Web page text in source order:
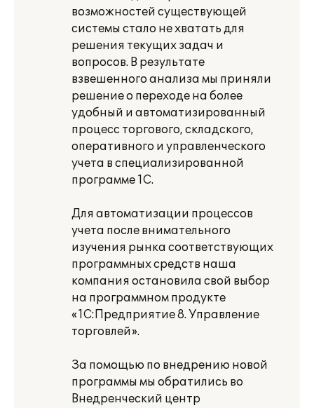
возможностей существующей
системы стало не хватать для
решения текущих задач и
вопросов. В результате
взвешенного анализа мы приняли
решение о переходе на более
удобный и автоматизированный
процесс торгового, складского,
оперативного и управленческого
учета в специализированной
программе 1С.
Для автоматизации процессов
учета после внимательного
изучения рынка соответствующих
программных средств наша
компания остановила свой выбор
на программном продукте
«1С:Предприятие 8. Управление
торговлей».
За помощью по внедрению новой
программы мы обратились во
Внедренческий центр